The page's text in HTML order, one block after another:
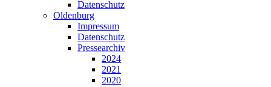
Datenschutz
Oldenburg
Impressum
Datenschutz
Pressearchiv
2024
2021
2020